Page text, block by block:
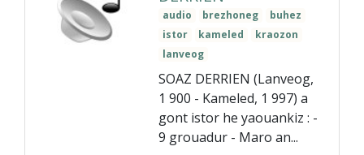
audio brezhoneg
buhez
istor
kameled
kraozon
lanveog
SOAZ DERRIEN (Lanveog,
1 900 - Kameled, 1 997) a
gont istor he yaouankiz : -
9 grouadur - Maro an...